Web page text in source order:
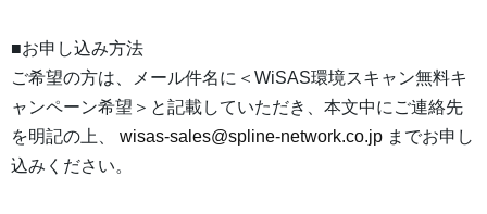
■お申し込み方法
ご希望の方は、メール件名に＜WiSAS環境スキャン無料キ
ャンペーン希望＞と記載していただき、本文中にご連絡先
を明記の上、 wisas-sales@spline-network.co.jp までお申し
込みください。